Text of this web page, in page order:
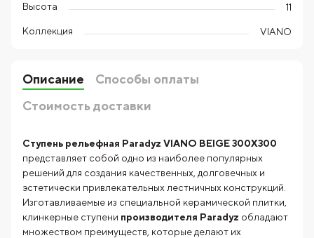
Высота 11
Коллекция VIANO
Описание
Способы оплаты
Стоимость доставки
Ступень рельефная Paradyz VIANO BEIGE 300X300
представляет собой одно из наиболее популярных
решений для создания качественных, долговечных и
эстетически привлекательных лестничных конструкций.
Изготавливаемые из специальной керамической плитки,
клинкерные ступени производителя Paradyz обладают
множеством преимуществ, которые делают их